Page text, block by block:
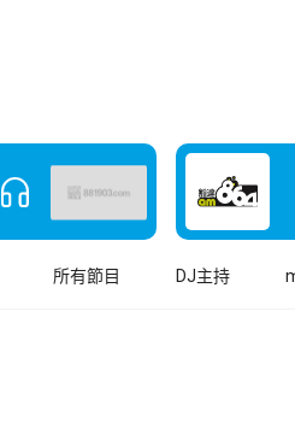
所有節目 DJ主持